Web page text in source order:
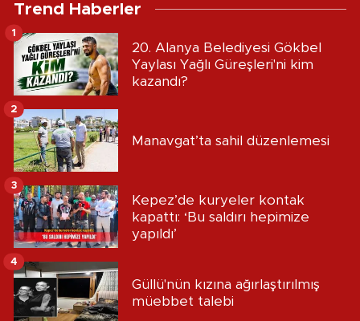
Trend Haberler
20. Alanya Belediyesi Gökbel
Yaylası Yağlı Güreşleri'ni kim
kazandı?
1
Manavgat’ta sahil düzenlemesi
2
Kepez’de kuryeler kontak
kapattı: ‘Bu saldırı hepimize
yapıldı’
3
Güllü'nün kızına ağırlaştırılmış
müebbet talebi
4